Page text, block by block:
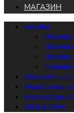
МАГАЗИН
школы
Школа
Школа
Школа
Шахматный
Наша
Календарь
МАГАЗИН